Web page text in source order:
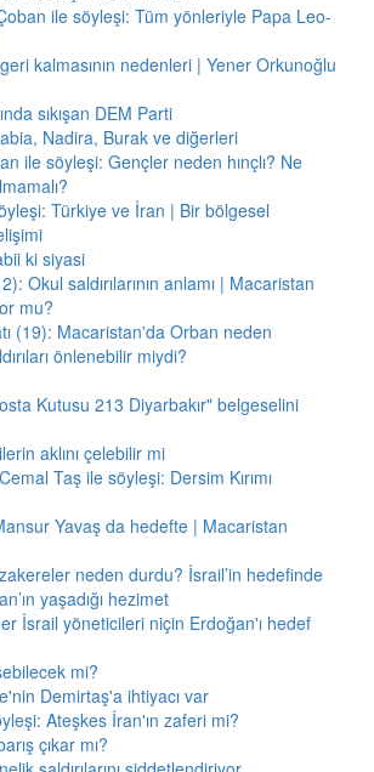
ile söyleşi: Tüm yönleriyle Papa Leo-
kalmasının nedenleri | Yener Orkunoğlu
sıkışan DEM Parti
Nadira, Burak ve diğerleri
ile söyleşi: Gençler neden hınçlı? Ne
Türkiye ve İran | Bir bölgesel
ki siyasi
Okul saldırılarının anlamı | Macaristan
mu?
(19): Macaristan'da Orban neden
önlenebilir miydi?
Kutusu 213 Diyarbakır" belgeselini
aklını çelebilir mi
Taş ile söyleşi: Dersim Kırımı
Yavaş da hedefte | Macaristan
neden durdu? İsrail’in hedefinde
yaşadığı hezimet
İsrail yöneticileri niçin Erdoğan'ı hedef
mi?
Demirtaş'a ihtiyacı var
Ateşkes İran'ın zaferi mi?
çıkar mı?